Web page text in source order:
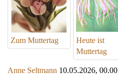
Zum Muttertag
Heute ist
Muttertag
Anne Seltmann 10.05.2026, 00.00